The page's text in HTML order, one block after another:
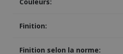
Finition:
Finition selon la norme: